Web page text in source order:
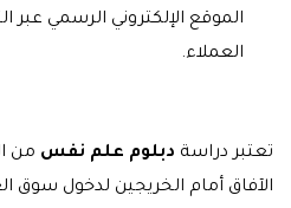
الموقع الإلكتروني الرسمي
العملاء.
تعتبر دراسة دبلوم علم نفس من
الآفاق أمام الخريجين لدخول